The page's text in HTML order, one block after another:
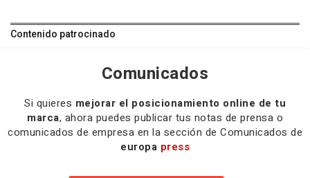
Contenido patrocinado
Comunicados
Si quieres mejorar el posicionamiento online de tu
marca, ahora puedes publicar tus notas de prensa o
comunicados de empresa en la sección de Comunicados de
europa press